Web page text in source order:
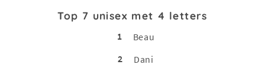
Top 7 unisex met 4 letters
1
Beau
2
Dani